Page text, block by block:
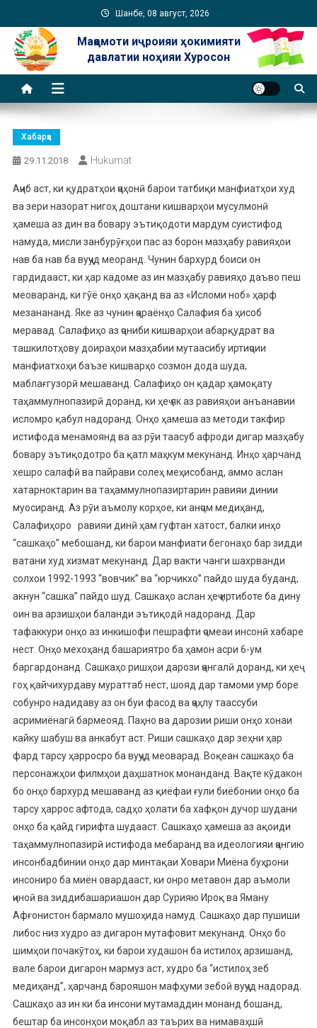
to
content
Шанбе, 08 август, 2026
Мақомоти иҷроияи ҳокимияти
давлатии ноҳияи Хуросон
Хабарҳо
29.11.2018 Hukumat
Аҷиб аст, ки қудратҳои ҷаҳонӣ барои татбиқи манфиатҳои худ
ва зери назорат нигоҳ доштани кишварҳои мусулмонӣ
ҳамеша аз дин ва бовару эътиқодоти мардум суистифод
намуда, мисли занбурӯғҳои пас аз борон мазҳабу равияҳои
нав ба нав ба вуҷуд меоранд. Чунин бархурд боиси он
гардидааст, ки ҳар кадоме аз ин мазҳабу равияҳо даъво пеш
меоваранд, ки гӯё онҳо ҳақанд ва аз «Исломи ноб» ҳарф
мезанананд. Яке аз чунин ҷараёнҳо Салафия ба ҳисоб
меравад. Салафиҳо аз ҷониби кишварҳои абарқудрат ва
ташкилотҳову доираҳои мазҳабии мутаасибу иртиҷоии
манфиатхоҳи баъзе кишварҳо созмон дода шуда,
маблағгузорӣ мешаванд. Салафиҳо он қадар ҳамоқату
таҳаммулнопазирӣ доранд, ки ҳеҷ як аз равияҳои анъанавии
исломро қабул надоранд. Онҳо ҳамеша аз методи такфир
истифода менамоянд ва аз рӯи таасуб афроди дигар мазҳабу
бовару эътиқодотро ба қатл маҳкум мекунанд. Инҳо ҳарчанд
хешро салафӣ ва пайрави солеҳ меҳисобанд, аммо аслан
хатарноктарин ва таҳаммулнопазиртарин равияи динии
муосиранд. Аз рӯи аъмолу корҳое, ки анҷом медиҳанд,
Салафиҳоро равияи динӣ ҳам гуфтан хатост, балки инҳо
“сашкаҳо” мебошанд, ки барои манфиати бегонаҳо бар зидди
ватани худ хизмат мекунанд. Дар вакти чанги шахрванди
солхои 1992-1993 “вовчик” ва “юрчикхо” пайдо шуда буданд,
акнун “сашка” пайдо шуд. Сашкаҳо аслан ҳеҷ иртиботе ба дину
оин ва арзишҳои баланди эътиқодӣ надоранд. Дар
тафаккури онҳо аз инкишофи пешрафти ҷомеаи инсонӣ хабаре
нест. Онҳо мехоҳанд башариятро ба ҳамон асри 6-ум
баргардонанд. Сашкаҳо ришҳои дарози ҷангалӣ доранд, ки ҳеҷ
гоҳ қайчихурдаву мураттаб нест, шояд дар тамоми умр боре
собунро надидаву аз он буи фасод ва ҷаҳлу таассуби
асримиёнагӣ бармеояд. Паҳно ва дарозии риши онҳо хонаи
кайку шабуш ва анкабут аст. Риши сашкаҳо дар зеҳни ҳар
фард тарсу ҳарросро ба вуҷуд меоварад. Воқеан сашкаҳо ба
персонажҳои филмҳои даҳшатнок монанданд. Вақте кӯдакон
бо онҳо бархурд мешаванд аз қиёфаи ғули биёбонии онҳо ба
тарсу ҳаррос афтода, садҳо ҳолати ба хафқон дучор шудани
онҳо ба қайд гирифта шудааст. Сашкаҳо ҳамеша аз ақоиди
таҳаммулнопазирӣ истифода мебаранд ва идеологияи ҷангию
инсонбадбинии онҳо дар минтақаи Ховари Миёна буҳрони
инсониро ба миён овардааст, ки онро метавон дар аъмоли
ҷиноӣ ва зиддибашариашон дар Сурияю Ироқ ва Яману
Афғонистон бармало мушоҳида намуд. Сашкаҳо дар пушиши
либос низ худро аз дигарон мутафовит мекунанд. Онҳо бо
шимҳои почакӯтоҳ, ки барои худашон ба истилоҳ арзишанд,
вале барои дигарон мармуз аст, худро ба “истилоҳ зеб
медиҳанд”, ҳарчанд барояшон мафҳуми зебоӣ вуҷуд надорад.
Сашкаҳо аз ин ки ба инсони мутамаддин монанд бошанд,
бештар ба инсонҳои моқабл аз таърих ва нимаваҳшӣ